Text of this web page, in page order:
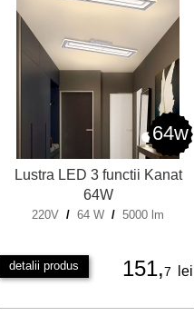
64w
Lustra LED 3 functii Kanat
64W
220V / 64 W / 5000 lm
detalii produs 151,7 lei